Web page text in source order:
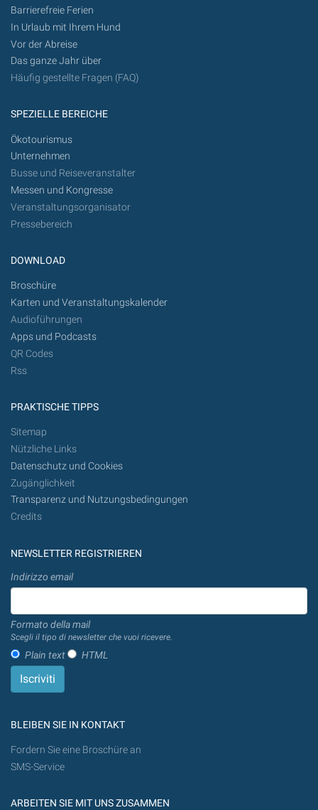
Barrierefreie Ferien
In Urlaub mit Ihrem Hund
Vor der Abreise
Das ganze Jahr über
Häufig gestellte Fragen (FAQ)
SPEZIELLE BEREICHE
Ökotourismus
Unternehmen
Busse und Reiseveranstalter
Messen und Kongresse
Veranstaltungsorganisator
Pressebereich
DOWNLOAD
Broschüre
Karten und Veranstaltungskalender
Audioführungen
Apps und Podcasts
QR Codes
Rss
PRAKTISCHE TIPPS
Sitemap
Nützliche Links
Datenschutz und Cookies
Zugänglichkeit
Transparenz und Nutzungsbedingungen
Credits
NEWSLETTER REGISTRIEREN
Indirizzo email
Formato della mail
Scegli il tipo di newsletter che vuoi ricevere.
Plain text HTML
BLEIBEN SIE IN KONTAKT
Fordern Sie eine Broschüre an
SMS-Service
ARBEITEN SIE MIT UNS ZUSAMMEN